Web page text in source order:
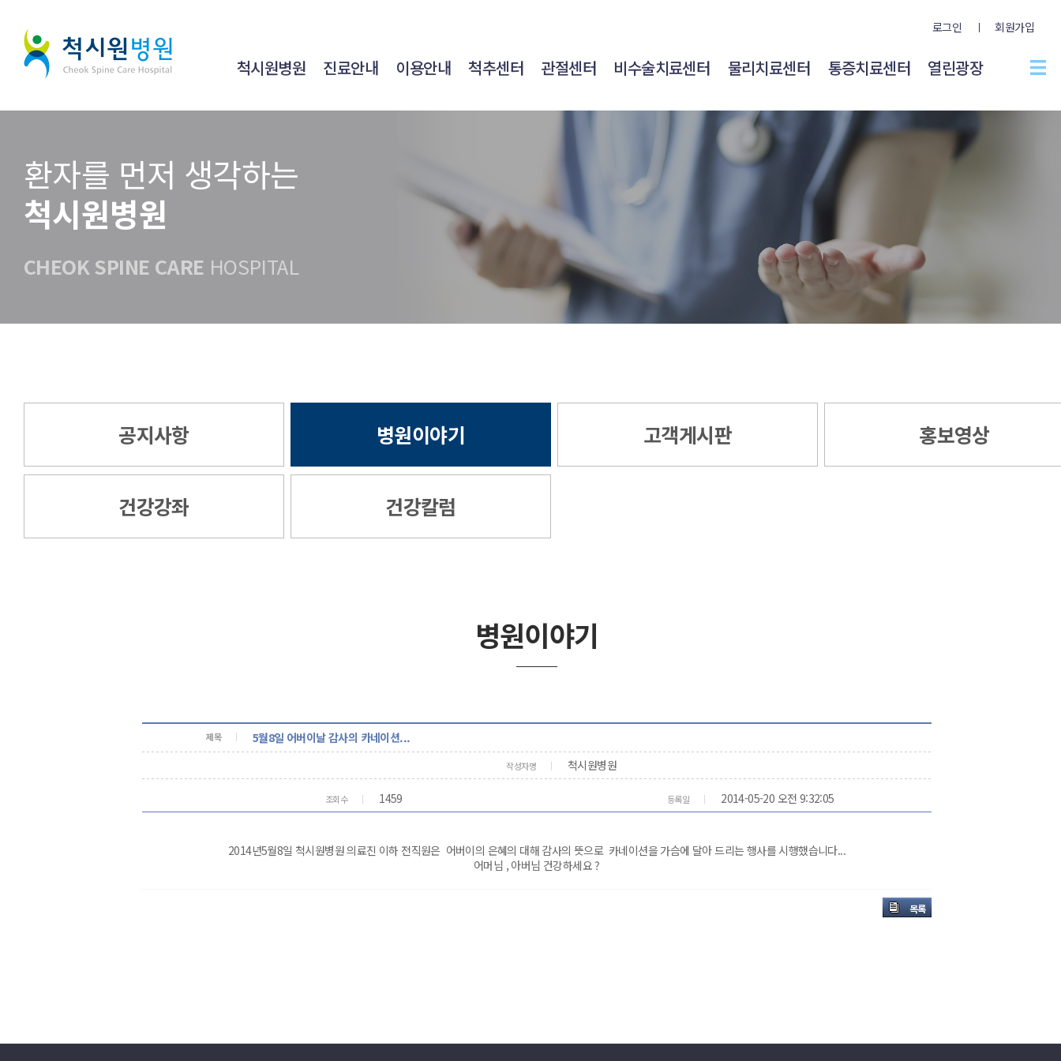
로그인 회원가입
척시원병원 진료안내 이용안내 척추센터 관절센터 비수술치료센터 물리치료센터 통증치료센터 열린광장
환자를 먼저 생각하는
척시원병원
CHEOK SPINE CARE HOSPITAL
공지사항 병원이야기 고객게시판 홍보영상
건강강좌 건강칼럼
병원이야기
제목 5월8일 어버이날 감사의 카네이션...
작성자명 척시원병원
조회수 1459 등록일 2014-05-20 오전 9:32:05
2014년5월8일 척시원병원 의료진 이하 전직원은 어버이의 은혜의 대해 감사의 뜻으로 카네이션을 가슴에 달아 드리는 행사를 시행했습니다...
어머님 , 아버님 건강하세요 ?
목록